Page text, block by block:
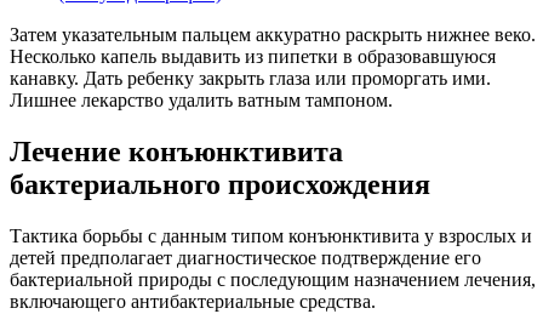
Затем указательным пальцем аккуратно раскрыть нижнее веко.
Несколько капель выдавить из пипетки в образовавшуюся
канавку. Дать ребенку закрыть глаза или проморгать ими.
Лишнее лекарство удалить ватным тампоном.
Лечение конъюнктивита
бактериального происхождения
Тактика борьбы с данным типом конъюнктивита у взрослых и
детей предполагает диагностическое подтверждение его
бактериальной природы с последующим назначением лечения,
включающего антибактериальные средства.